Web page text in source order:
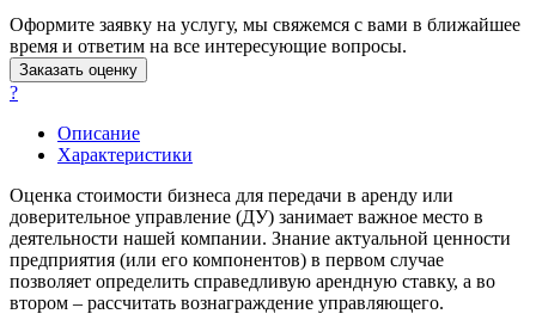
Оформите заявку на услугу, мы свяжемся с вами в ближайшее
время и ответим на все интересующие вопросы.
Заказать оценку
?
Описание
Характеристики
Оценка стоимости бизнеса для передачи в аренду или
доверительное управление (ДУ) занимает важное место в
деятельности нашей компании. Знание актуальной ценности
предприятия (или его компонентов) в первом случае
позволяет определить справедливую арендную ставку, а во
втором – рассчитать вознаграждение управляющего.
Барнаул
Батайск
Бахчисарай
Белгород
Белово
Белогорск
Белорецк
Белореченск
Белоярский